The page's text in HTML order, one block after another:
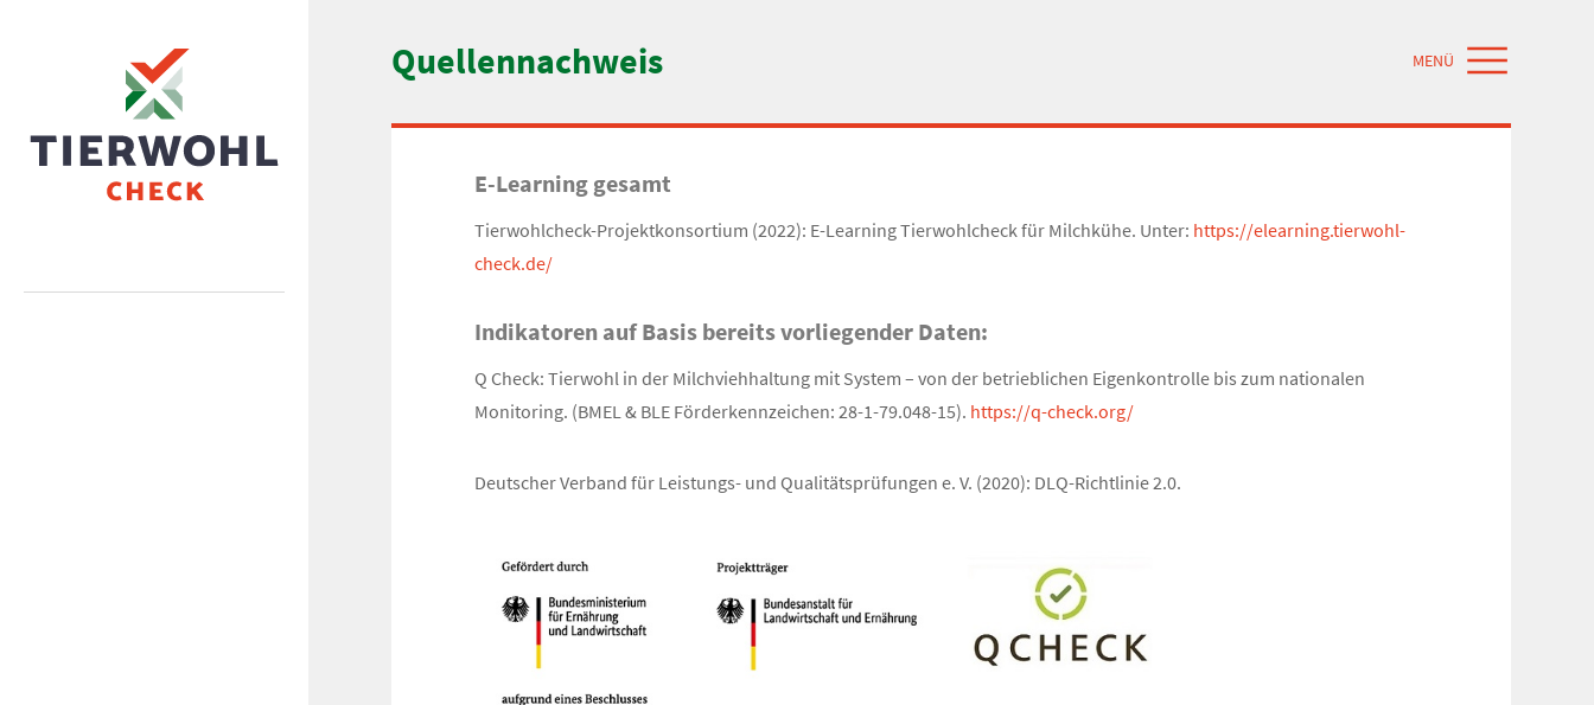
Quellennachweis MENÜ
E-Learning gesamt
Tierwohlcheck-Projektkonsortium (2022): E-Learning Tierwohlcheck für Milchkühe. Unter: https://elearning.tierwohl-
check.de/
Indikatoren auf Basis bereits vorliegender Daten:
Q Check: Tierwohl in der Milchviehhaltung mit System – von der betrieblichen Eigenkontrolle bis zum nationalen
Monitoring. (BMEL & BLE Förderkennzeichen: 28-1-79.048-15). https://q-check.org/
Deutscher Verband für Leistungs- und Qualitätsprüfungen e. V. (2020): DLQ-Richtlinie 2.0.